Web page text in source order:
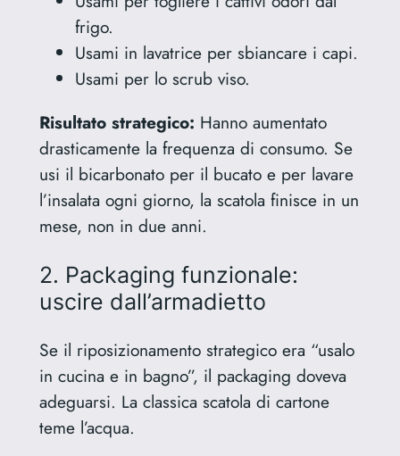
frigo.
Usami in lavatrice per sbiancare i capi.
Usami per lo scrub viso.
Risultato strategico: Hanno aumentato
drasticamente la frequenza di consumo. Se
usi il bicarbonato per il bucato e per lavare
l’insalata ogni giorno, la scatola finisce in un
mese, non in due anni.
2. Packaging funzionale:
uscire dall’armadietto
Se il riposizionamento strategico era “usalo
in cucina e in bagno”, il packaging doveva
adeguarsi. La classica scatola di cartone
teme l’acqua.